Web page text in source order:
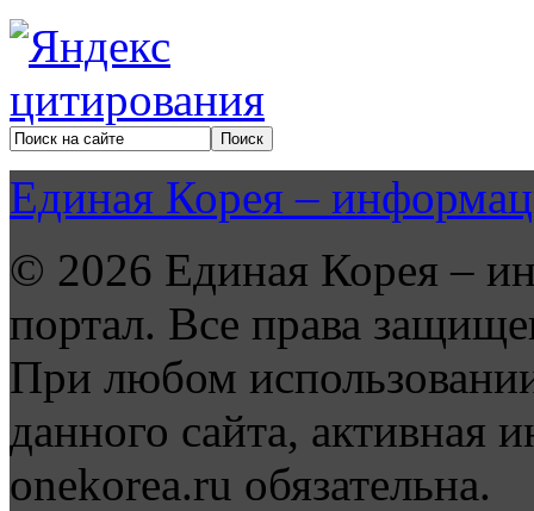
Единая Корея –
© 2026 Единая Корея –
портал. Все права
При любом
данного сайта, активная
onekorea.ru обязательна.